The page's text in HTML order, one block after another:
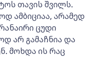
თავის შვილს.
ამბიციაა, არამედ
ცუდი
არ გამაჩნია და
მოხდა ის რაც